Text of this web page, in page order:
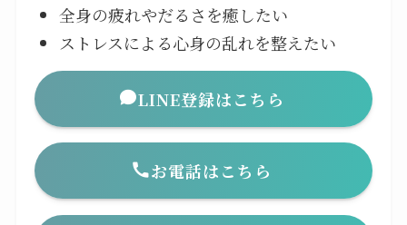
全身の疲れやだるさを癒したい
ストレスによる心身の乱れを整えたい
LINE登録はこちら
お電話はこちら